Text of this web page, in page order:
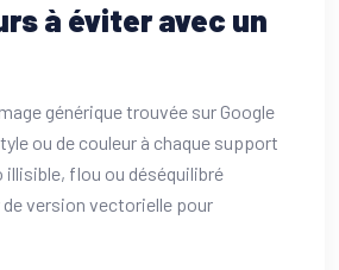
à éviter avec un
générique trouvée sur Google
ou de couleur à chaque support
illisible, flou ou déséquilibré
de version vectorielle pour